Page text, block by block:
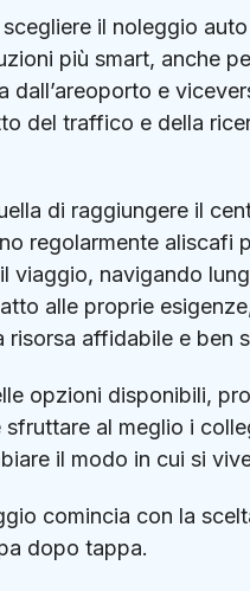
il noleggio
più smart, anche
e
del traffico e della
di raggiungere il
regolarmente aliscafi
viaggio, navigando
alle proprie
risorsa affidabile e ben
opzioni disponibili,
al meglio i
il modo in cui si
comincia con la
dopo tappa.